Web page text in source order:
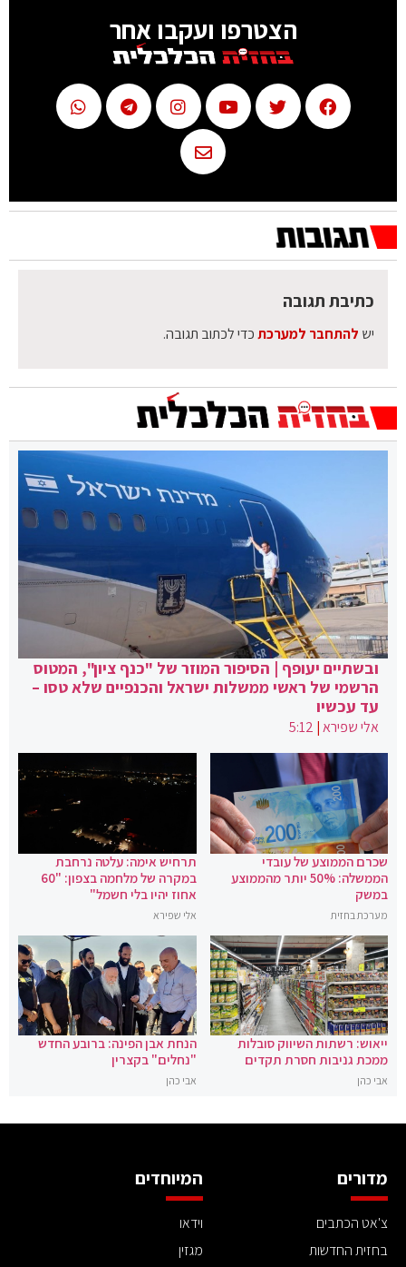
הצטרפו ועקבו אחר
כתיבת תגובה
יש להתחבר למערכתכדי לכתוב תגובה.
ובשתיים יעופף | הסיפור המוזר של "כנף ציון", המטוס
הרשמי של ראשי ממשלות ישראל והכנפיים שלא טסו –
עד עכשיו
אלי שפירא|
5:12
שכרם הממוצע של עובדי
הממשלה: 50% יותר מהממוצע
במשק
מערכת בחזית
תרחיש אימה: עלטה נרחבת
במקרה של מלחמה בצפון: "60
אחוז יהיו בלי חשמל"
אלי שפירא
ייאוש: רשתות השיווק סובלות
ממכת גניבות חסרת תקדים
אבי כהן
הנחת אבן הפינה: ברובע החדש
"נחלים" בקצרין
אבי כהן
מדורים
צ'אט הכתבים
בחזית החדשות
המיוחדים
וידאו
מגזין